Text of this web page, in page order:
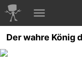
Der wahre König